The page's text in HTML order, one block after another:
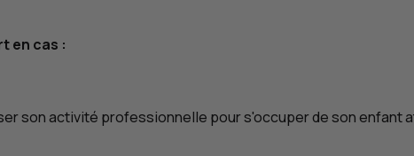
en cas :
son activité professionnelle pour s'occuper de son enfant